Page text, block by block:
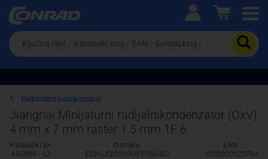
Ova postavka prilagođava asortiman proizvoda i
cijene vašim potrebama.
Pravno lice
Da
biste
potražili
proizvod,
unesite
ključnu
riječ,
kataloški
broj,
EAN
ili
Elektrolitni kondenzatori
Jianghai Minijaturni radijalnikondenzator (OxV)
4 mm x 7 mm raster 1.5 mm 1F 6
Kataloški br:
445899 - 62
Oznaka:
ECR1JQG010MFF150407
EAN:
2050000120794